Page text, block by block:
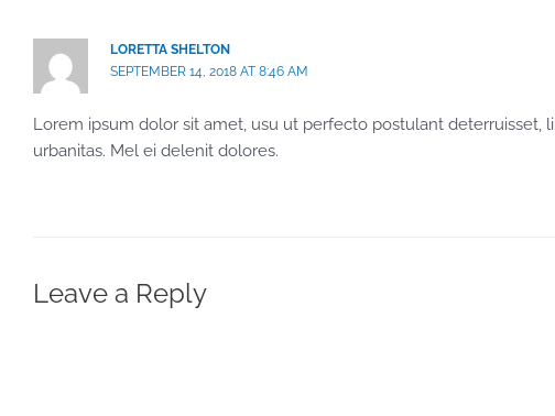
LORETTA SHELTON
SEPTEMBER 14, 2018 AT 8:46 AM
Lorem ipsum dolor sit amet, usu ut perfecto postulant deterruisset,
urbanitas. Mel ei delenit dolores.
Leave a Reply